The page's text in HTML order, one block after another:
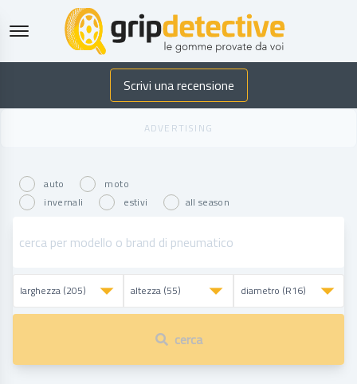
GripDetective
Scrivi una recensione
auto
moto
invernali
estivi all season
cerca